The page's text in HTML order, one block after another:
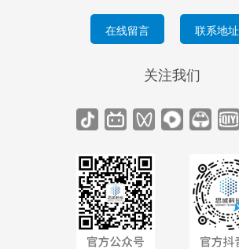
在线留言 联系地址
关注我们